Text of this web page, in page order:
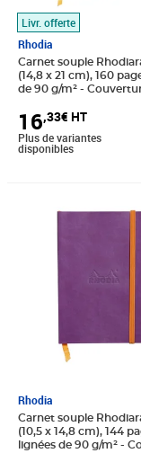
Livr. offerte
Rhodia
Carnet souple
(14,8 x 21 cm), 160
de 90 g/m² -
16,33€ HT
Plus de variantes
disponibles
Rhodia
Carnet souple
(10,5 x 14,8 cm), 144
lignées de 90 g/m² - Couverture
Prix 8,95€ HT